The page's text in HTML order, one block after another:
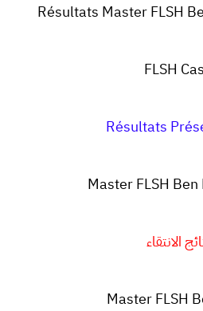
Résultats Master FLSH
FLSH
Résultats
Master FLSH
الانتقاء
MasterFLSH